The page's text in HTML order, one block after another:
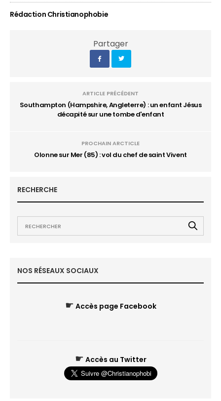
Rédaction Christianophobie
Partager
ARTICLE PRÉCÉDENT
Southampton (Hampshire, Angleterre) : un enfant Jésus
décapité sur une tombe d'enfant
PROCHAIN ARCTICLE
Olonne sur Mer (85) : vol du chef de saint Vivent
RECHERCHE
NOS RÉSEAUX SOCIAUX
☛ Accès page Facebook
☛ Accès au Twitter